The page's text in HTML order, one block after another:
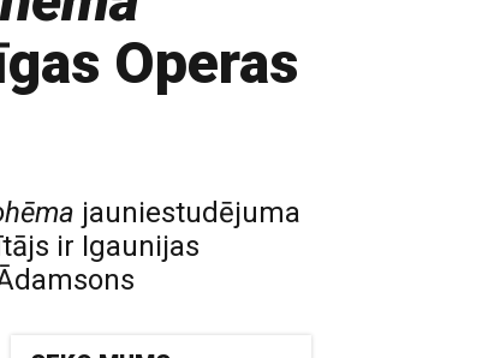
Operas
jauniestudējuma
ir Igaunijas